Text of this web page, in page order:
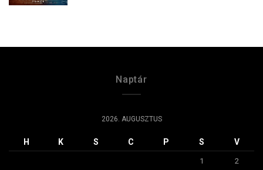
Naptár
2026. AUGUSZTUS
H K S C P S V
1 2